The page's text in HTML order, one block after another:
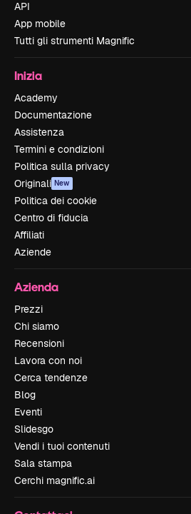
API
App mobile
Tutti gli strumenti Magnific
Inizia
Academy
Documentazione
Assistenza
Termini e condizioni
Politica sulla privacy
Originali New
Politica dei cookie
Centro di fiducia
Affiliati
Aziende
Azienda
Prezzi
Chi siamo
Recensioni
Lavora con noi
Cerca tendenze
Blog
Eventi
Slidesgo
Vendi i tuoi contenuti
Sala stampa
Cerchi magnific.ai